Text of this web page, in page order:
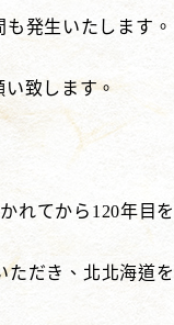
発生いたします。
致します。
てから120年目
だき、北北海道